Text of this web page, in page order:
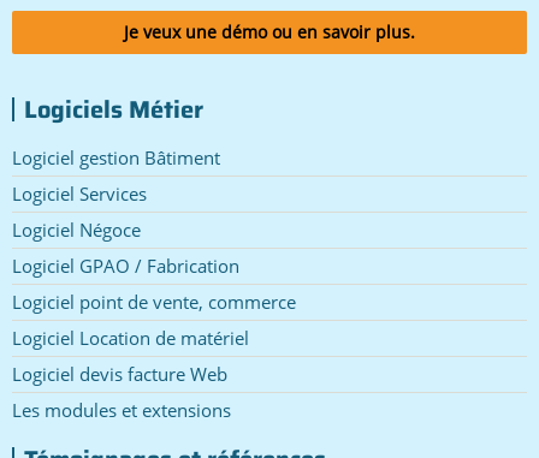
Je veux une démo ou en savoir plus.
Logiciels Métier
Logiciel gestion Bâtiment
Logiciel Services
Logiciel Négoce
Logiciel GPAO / Fabrication
Logiciel point de vente, commerce
Logiciel Location de matériel
Logiciel devis facture Web
Les modules et extensions